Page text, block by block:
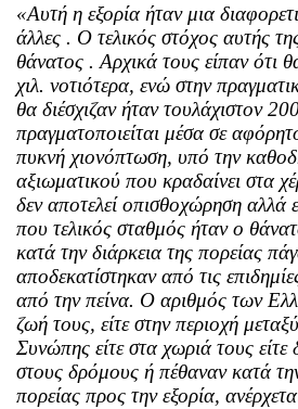
«Αυτή η εξορία ήταν μια
άλλες . Ο τελικός στόχος αυτής
θάνατος . Αρχικά τους είπαν ότι
χιλ. νοτιότερα, ενώ στην
θα διέσχιζαν ήταν τουλάχιστον
πραγματοποιείται μέσα σε
πυκνή χιονόπτωση, υπό την
αξιωματικού που κραδαίνει στα
δεν αποτελεί οπισθοχώρηση αλλά
που τελικός σταθμός ήταν ο
κατά την διάρκεια της πορείας
αποδεκατίστηκαν από τις
από την πείνα. Ο αριθμός των
ζωή τους, είτε στην περιοχή
Συνώπης είτε στα χωριά τους
στους δρόμους ή πέθαναν κατά
πορείας προς την εξορία,